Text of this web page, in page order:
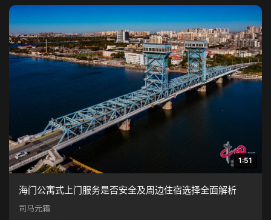
1:51
海门公寓式上门服务是否安全及周边住宿选择全面解析
司马元霜